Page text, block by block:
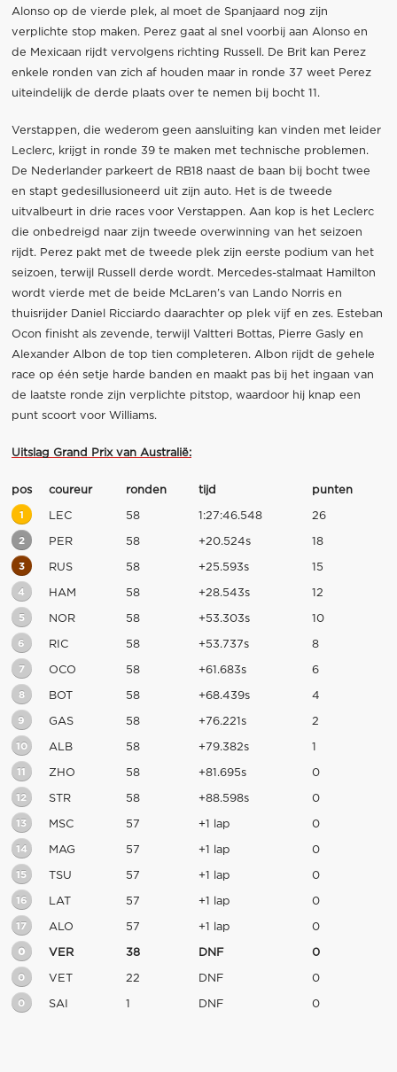
Alonso op de vierde plek, al moet de Spanjaard nog zijn
verplichte stop maken. Perez gaat al snel voorbij aan Alonso en
de Mexicaan rijdt vervolgens richting Russell. De Brit kan Perez
enkele ronden van zich af houden maar in ronde 37 weet Perez
uiteindelijk de derde plaats over te nemen bij bocht 11.
Verstappen, die wederom geen aansluiting kan vinden met leider
Leclerc, krijgt in ronde 39 te maken met technische problemen.
De Nederlander parkeert de RB18 naast de baan bij bocht twee
en stapt gedesillusioneerd uit zijn auto. Het is de tweede
uitvalbeurt in drie races voor Verstappen. Aan kop is het Leclerc
die onbedreigd naar zijn tweede overwinning van het seizoen
rijdt. Perez pakt met de tweede plek zijn eerste podium van het
seizoen, terwijl Russell derde wordt. Mercedes-stalmaat Hamilton
wordt vierde met de beide McLaren’s van Lando Norris en
thuisrijder Daniel Ricciardo daarachter op plek vijf en zes. Esteban
Ocon finisht als zevende, terwijl Valtteri Bottas, Pierre Gasly en
Alexander Albon de top tien completeren. Albon rijdt de gehele
race op één setje harde banden en maakt pas bij het ingaan van
de laatste ronde zijn verplichte pitstop, waardoor hij knap een
punt scoort voor Williams.
Uitslag Grand Prix van Australië:
pos coureur ronden tijd punten
1 LEC 58 1:27:46.548 26
2 PER 58 +20.524s 18
3 RUS 58 +25.593s 15
4 HAM 58 +28.543s 12
5 NOR 58 +53.303s 10
6 RIC 58 +53.737s 8
7 OCO 58 +61.683s 6
8 BOT 58 +68.439s 4
9 GAS 58 +76.221s 2
10 ALB 58 +79.382s 1
11 ZHO 58 +81.695s 0
12 STR 58 +88.598s 0
13 MSC 57 +1 lap 0
14 MAG 57 +1 lap 0
15 TSU 57 +1 lap 0
16 LAT 57 +1 lap 0
17 ALO 57 +1 lap 0
0 VER 38 DNF 0
0 VET 22 DNF 0
0 SAI 1 DNF 0